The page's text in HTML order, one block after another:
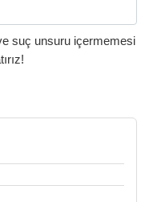
suç unsuru içermemesi